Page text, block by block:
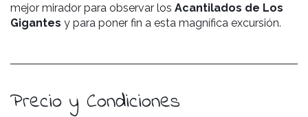
mejor mirador para observar los Acantilados de Los
Gigantes y para poner fin a esta magnífica excursión.
Precio y Condiciones